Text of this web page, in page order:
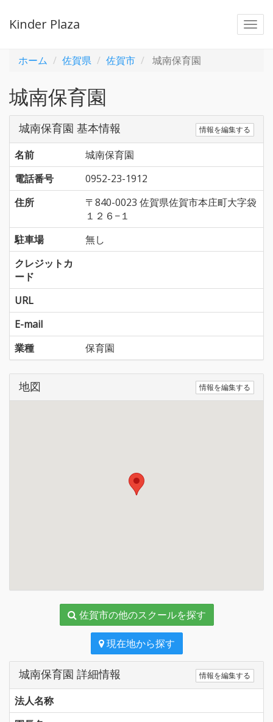
Kinder Plaza
ホーム 佐賀県 佐賀市 城南保育園
城南保育園
城南保育園 基本情報 情報を編集する
名前
城南保育園
電話番号
0952-23-1912
住所
〒840-0023 佐賀県佐賀市本庄町大字袋
１２６−１
駐車場
無し
クレジットカ
ード
URL
E-mail
業種
保育園
地図 情報を編集する
佐賀市の他のスクールを探す
現在地から探す
城南保育園 詳細情報 情報を編集する
法人名称